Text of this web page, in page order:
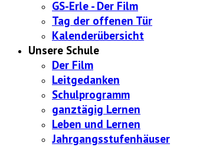
GS-Erle - Der Film
Tag der offenen Tür
Kalenderübersicht
Unsere Schule
Der Film
Leitgedanken
Schulprogramm
ganztägig Lernen
Leben und Lernen
Jahrgangsstufenhäuser